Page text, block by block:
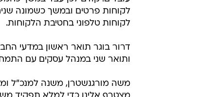
מורגנשטרן, משנה למנכ"ל ומנהל
תחום חווית הלקוח. במסגרת
השירות במתחמי פתח תקווה
מתמיד ברמת השירות שמגדל
המשמעותיים בהם היא מתמקדת.
דרור שימש ב-11
אחראי, בין היתר, לניהול והובלת